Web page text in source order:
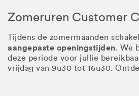
Zomeruren Customer
Tijdens de zomermaanden
aangepaste openingstijden. We
deze periode voor jullie
vrijdag van 9u30 tot 16u30.